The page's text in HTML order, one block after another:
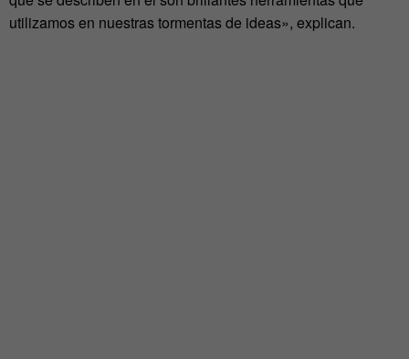
utilizamos en nuestras tormentas de ideas», explican.